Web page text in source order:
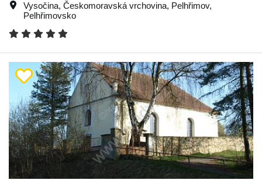
Vysočina, Českomoravská vrchovina, Pelhřimov,
Pelhřimovsko